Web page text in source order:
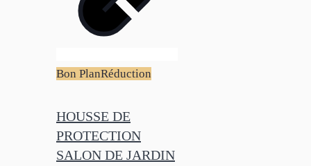
Bon PlanRéduction
HOUSSE DE
PROTECTION
SALON DE JARDIN